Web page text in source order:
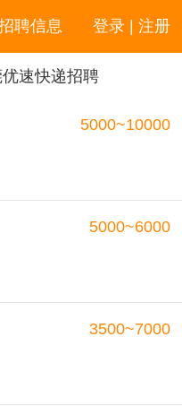
登录 | 注册
聘信息
优速快递招聘
5000~10000
5000~6000
3500~7000